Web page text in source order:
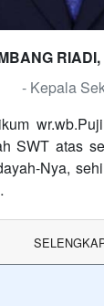
RIADI,
- Kepala
SWT atas
Nya,